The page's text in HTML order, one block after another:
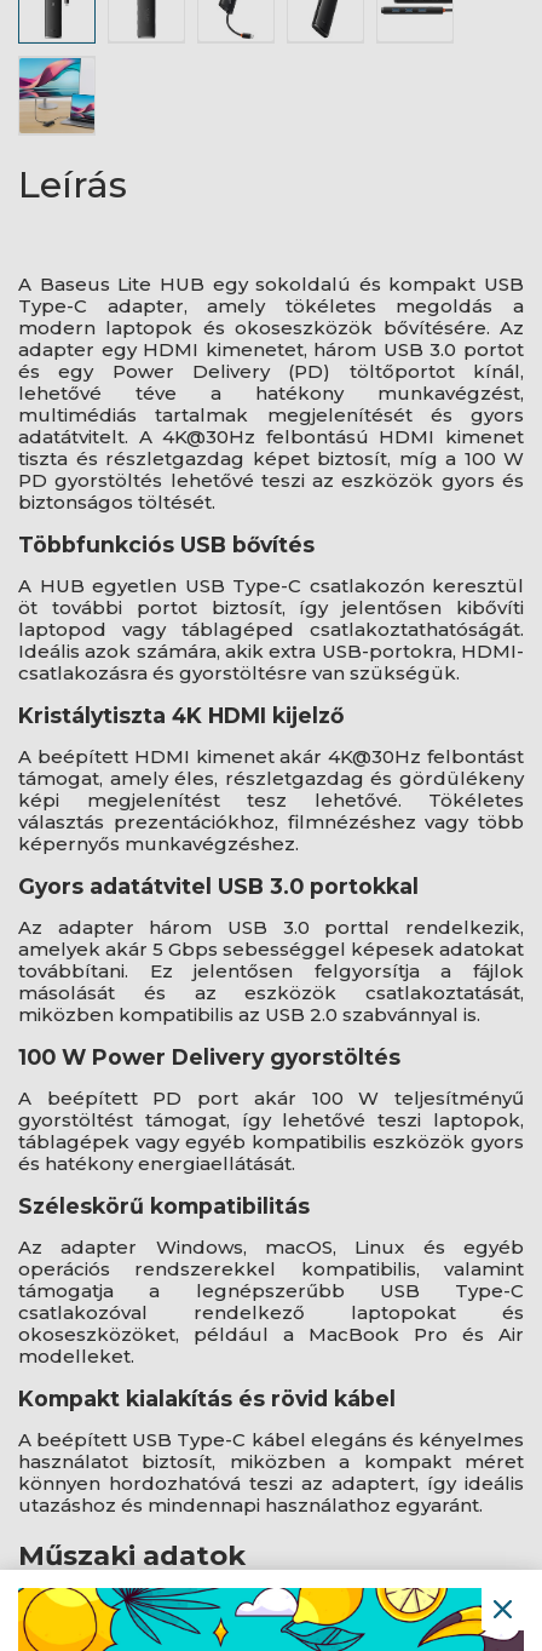
Leírás
A Baseus Lite HUB egy sokoldalú és kompakt USB
Type-C adapter, amely tökéletes megoldás a
modern laptopok és okoseszközök bővítésére. Az
adapter egy HDMI kimenetet, három USB 3.0 portot
és egy Power Delivery (PD) töltőportot kínál,
lehetővé téve a hatékony munkavégzést,
multimédiás tartalmak megjelenítését és gyors
adatátvitelt. A 4K@30Hz felbontású HDMI kimenet
tiszta és részletgazdag képet biztosít, míg a 100 W
PD gyorstöltés lehetővé teszi az eszközök gyors és
biztonságos töltését.
Többfunkciós USB bővítés
A HUB egyetlen USB Type-C csatlakozón keresztül
öt további portot biztosít, így jelentősen kibővíti
laptopod vagy táblagéped csatlakoztathatóságát.
Ideális azok számára, akik extra USB-portokra, HDMI-
csatlakozásra és gyorstöltésre van szükségük.
Kristálytiszta 4K HDMI kijelző
A beépített HDMI kimenet akár 4K@30Hz felbontást
támogat, amely éles, részletgazdag és gördülékeny
képi megjelenítést tesz lehetővé. Tökéletes
választás prezentációkhoz, filmnézéshez vagy több
képernyős munkavégzéshez.
Gyors adatátvitel USB 3.0 portokkal
Az adapter három USB 3.0 porttal rendelkezik,
amelyek akár 5 Gbps sebességgel képesek adatokat
továbbítani. Ez jelentősen felgyorsítja a fájlok
másolását és az eszközök csatlakoztatását,
miközben kompatibilis az USB 2.0 szabvánnyal is.
100 W Power Delivery gyorstöltés
A beépített PD port akár 100 W teljesítményű
gyorstöltést támogat, így lehetővé teszi laptopok,
táblagépek vagy egyéb kompatibilis eszközök gyors
és hatékony energiaellátását.
Széleskörű kompatibilitás
Az adapter Windows, macOS, Linux és egyéb
operációs rendszerekkel kompatibilis, valamint
támogatja a legnépszerűbb USB Type-C
csatlakozóval rendelkező laptopokat és
okoseszközöket, például a MacBook Pro és Air
modelleket.
Kompakt kialakítás és rövid kábel
A beépített USB Type-C kábel elegáns és kényelmes
használatot biztosít, miközben a kompakt méret
könnyen hordozhatóvá teszi az adaptert, így ideális
utazáshoz és mindennapi használathoz egyaránt.
Műszaki adatok
Bemenet: USB Type-C kábel
Kimenet: 4×USB Type-A 3.0 (5 Gbps)